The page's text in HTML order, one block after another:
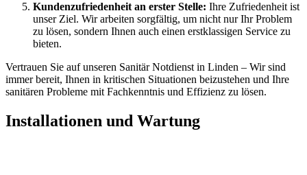
Kundenzufriedenheit an erster Stelle: Ihre Zufriedenheit ist
unser Ziel. Wir arbeiten sorgfältig, um nicht nur Ihr Problem
zu lösen, sondern Ihnen auch einen erstklassigen Service zu
bieten.
Vertrauen Sie auf unseren Sanitär Notdienst in Linden – Wir sind
immer bereit, Ihnen in kritischen Situationen beizustehen und Ihre
sanitären Probleme mit Fachkenntnis und Effizienz zu lösen.
Installationen und Wartung